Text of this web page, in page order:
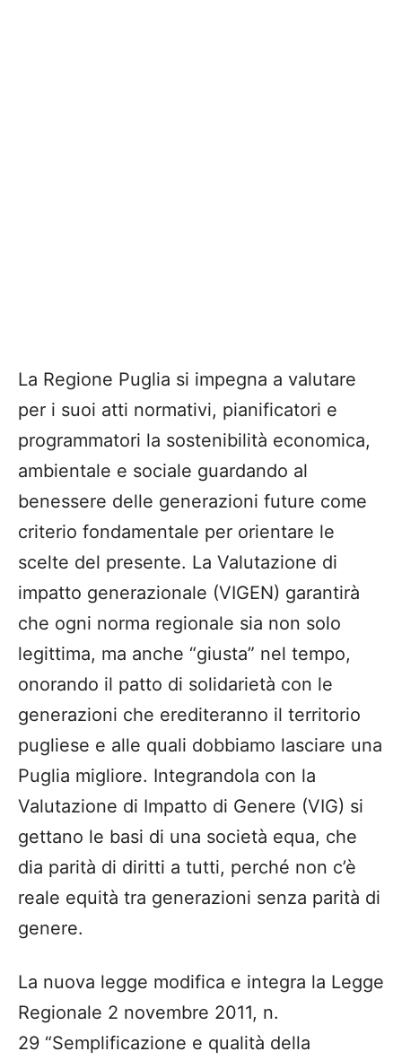
La Regione Puglia si impegna a valutare
per i suoi atti normativi, pianificatori e
programmatori la sostenibilità economica,
ambientale e sociale guardando al
benessere delle generazioni future come
criterio fondamentale per orientare le
scelte del presente. La Valutazione di
impatto generazionale (VIGEN) garantirà
che ogni norma regionale sia non solo
legittima, ma anche “giusta” nel tempo,
onorando il patto di solidarietà con le
generazioni che erediteranno il territorio
pugliese e alle quali dobbiamo lasciare una
Puglia migliore. Integrandola con la
Valutazione di Impatto di Genere (VIG) si
gettano le basi di una società equa, che
dia parità di diritti a tutti, perché non c’è
reale equità tra generazioni senza parità di
genere.
La nuova legge modifica e integra la Legge
Regionale 2 novembre 2011, n.
29 “Semplificazione e qualità della